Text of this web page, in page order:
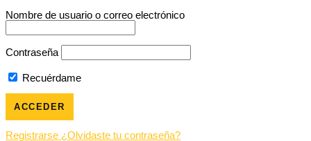
Nombre de usuario o correo electrónico
Contraseña
Recuérdame
Registrarse ¿Olvidaste tu contraseña?